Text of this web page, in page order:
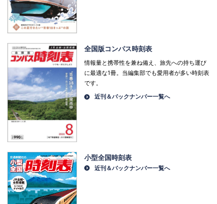
全国版コンパス時刻表
情報量と携帯性を兼ね備え、旅先への持ち運び
に最適な1冊。当編集部でも愛用者が多い時刻表
です。
近刊＆バックナンバー一覧へ
小型全国時刻表
近刊＆バックナンバー一覧へ